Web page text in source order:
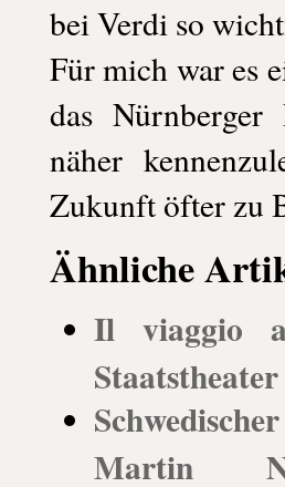
bei Verdi so
Für mich war es
das Nürnberger
näher
Zukunft öfter zu
Ähnliche
Il viaggio a
Martin